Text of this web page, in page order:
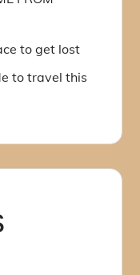
to get lost
to travel this